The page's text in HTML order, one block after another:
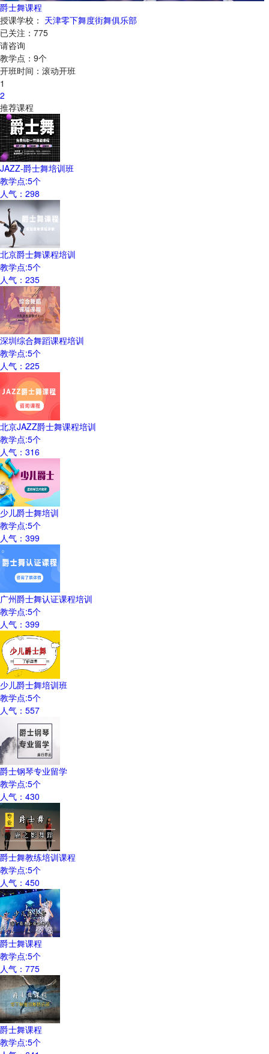
爵士舞课程
授课学校： 天津零下舞度街舞俱乐部
已关注： 775
请咨询
教学点： 9个
开班时间： 滚动开班
1
2
推荐课程
JAZZ-爵士舞培训班
教学点:5个
人气： 298
北京爵士舞课程培训
教学点:5个
人气： 235
深圳综合舞蹈课程培训
教学点:5个
人气： 225
北京JAZZ爵士舞课程培训
教学点:5个
人气： 316
少儿爵士舞培训
教学点:5个
人气： 399
广州爵士舞认证课程培训
教学点:5个
人气： 399
少儿爵士舞培训班
教学点:5个
人气： 557
爵士钢琴专业留学
教学点:5个
人气： 430
爵士舞教练培训课程
教学点:5个
人气： 450
爵士舞课程
教学点:5个
人气： 775
爵士舞课程
教学点:5个